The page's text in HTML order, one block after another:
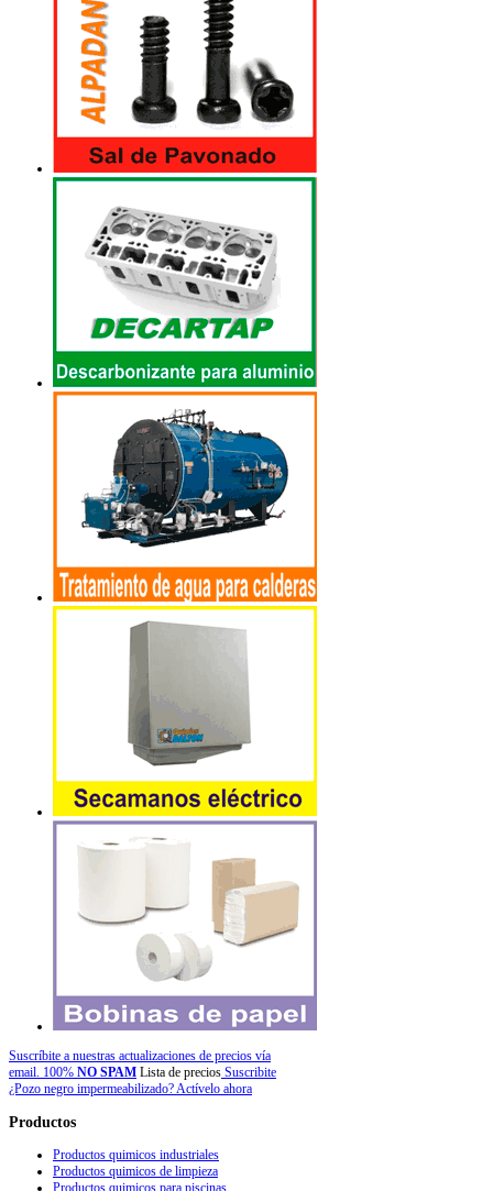
Suscríbite a nuestras actualizaciones de precios vía
email. 100% NO SPAM Lista de precios Suscribite
¿Pozo negro impermeabilizado? Actívelo ahora
Productos
Productos quimicos industriales
Productos quimicos de limpieza
Productos quimicos para piscinas